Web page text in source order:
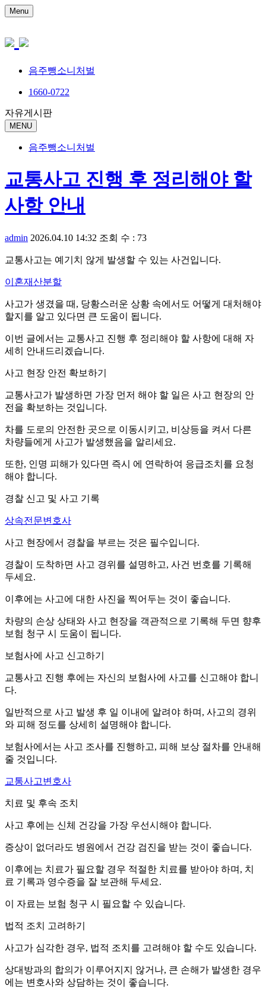
Menu
음주뺑소니처벌
1660-0722
자유게시판
MENU
음주뺑소니처벌
교통사고 진행 후 정리해야 할
사항 안내
admin 2026.04.10 14:32 조회 수 : 73
교통사고는 예기치 않게 발생할 수 있는 사건입니다.
이혼재산분할
사고가 생겼을 때, 당황스러운 상황 속에서도 어떻게 대처해야
할지를 알고 있다면 큰 도움이 됩니다.
이번 글에서는 교통사고 진행 후 정리해야 할 사항에 대해 자
세히 안내드리겠습니다.
사고 현장 안전 확보하기
교통사고가 발생하면 가장 먼저 해야 할 일은 사고 현장의 안
전을 확보하는 것입니다.
차를 도로의 안전한 곳으로 이동시키고, 비상등을 켜서 다른
차량들에게 사고가 발생했음을 알리세요.
또한, 인명 피해가 있다면 즉시 에 연락하여 응급조치를 요청
해야 합니다.
경찰 신고 및 사고 기록
상속전문변호사
사고 현장에서 경찰을 부르는 것은 필수입니다.
경찰이 도착하면 사고 경위를 설명하고, 사건 번호를 기록해
두세요.
이후에는 사고에 대한 사진을 찍어두는 것이 좋습니다.
차량의 손상 상태와 사고 현장을 객관적으로 기록해 두면 향후
보험 청구 시 도움이 됩니다.
보험사에 사고 신고하기
교통사고 진행 후에는 자신의 보험사에 사고를 신고해야 합니
다.
일반적으로 사고 발생 후 일 이내에 알려야 하며, 사고의 경위
와 피해 정도를 상세히 설명해야 합니다.
보험사에서는 사고 조사를 진행하고, 피해 보상 절차를 안내해
줄 것입니다.
교통사고변호사
치료 및 후속 조치
사고 후에는 신체 건강을 가장 우선시해야 합니다.
증상이 없더라도 병원에서 건강 검진을 받는 것이 좋습니다.
이후에는 치료가 필요할 경우 적절한 치료를 받아야 하며, 치
료 기록과 영수증을 잘 보관해 두세요.
이 자료는 보험 청구 시 필요할 수 있습니다.
법적 조치 고려하기
사고가 심각한 경우, 법적 조치를 고려해야 할 수도 있습니다.
상대방과의 합의가 이루어지지 않거나, 큰 손해가 발생한 경우
에는 변호사와 상담하는 것이 좋습니다.